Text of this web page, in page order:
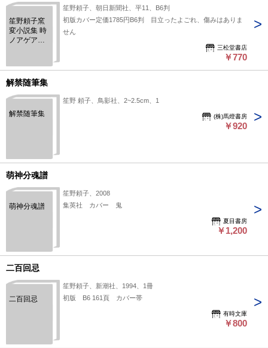
笙野頼子窯
変小説集 時
ノアゲアシ
笙野頼子、朝日新聞社、平11、B6判
初版カバー定価1785円B6判 目立ったよごれ、傷みはありま
せん
三松堂書店
￥770
解禁随筆集
解禁随筆集
笙野 頼子、鳥影社、2~2.5cm、1
(株)馬燈書房
￥920
萌神分魂譜
萌神分魂譜
笙野頼子、2008
集英社 カバー 鬼
夏目書房
￥1,200
二百回忌
二百回忌
笙野頼子、新潮社、1994、1冊
初版 B6 161頁 カバー帯
有時文庫
￥800